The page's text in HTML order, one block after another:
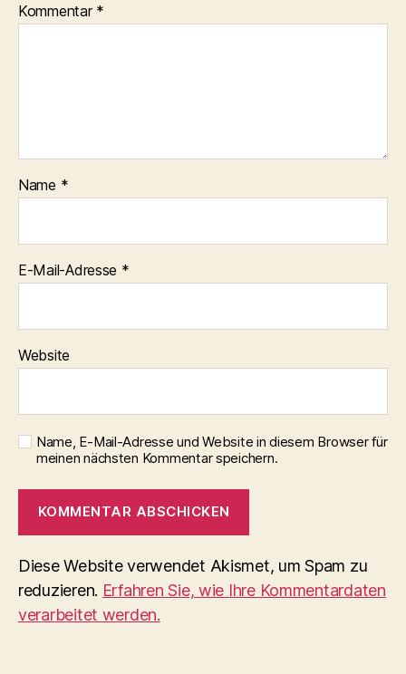
Kommentar *
Name *
E-Mail-Adresse *
Website
Name, E-Mail-Adresse und Website in diesem Browser für
meinen nächsten Kommentar speichern.
Diese Website verwendet Akismet, um Spam zu
reduzieren. Erfahren Sie, wie Ihre Kommentardaten
verarbeitet werden.